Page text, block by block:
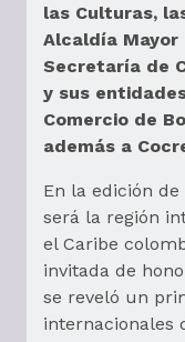
las Culturas,
Alcaldía
Secretaría de
y sus
Comercio de
además a
En la edición
será la región
el Caribe
invitada de
se reveló un
internacionales